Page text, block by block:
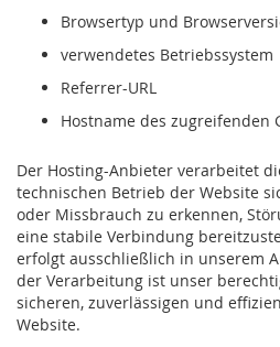
Browsertyp und
verwendetes Betriebssystem
Referrer-URL
Hostname des zugreifenden
Der Hosting-Anbieter verarbeitet
technischen Betrieb der Website
oder Missbrauch zu erkennen,
eine stabile Verbindung
erfolgt ausschließlich in unserem
der Verarbeitung ist unser
sicheren, zuverlässigen und
Website.